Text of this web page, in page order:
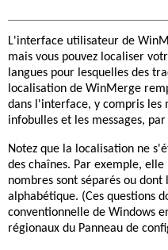
L'interface utilisateur de
mais vous pouvez localiser
langues pour lesquelles des
localisation de WinMerge
dans l'interface, y compris les
infobulles et les messages,
Notez que la localisation ne
des chaînes. Par exemple,
nombres sont séparés ou
alphabétique. (Ces questions
conventionnelle de Windows
régionaux du Panneau de